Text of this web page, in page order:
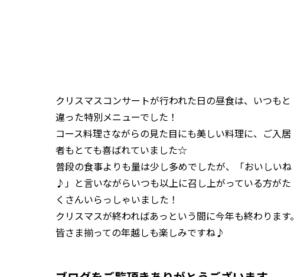
クリスマスコンサートが行われた日の昼食は、いつもと
違った特別メニューでした！
コース料理さながらの見た目にも美しい料理に、ご入居
者もとても喜ばれていました☆
普段の食事よりも量は少し多めでしたが、「おいしいね
♪」と言いながらいつも以上に召し上がっている方がた
くさんいらっしゃいました！
クリスマスが終わればあっという間に今年も終わります。
皆さま揃っての年越しも楽しみですね♪